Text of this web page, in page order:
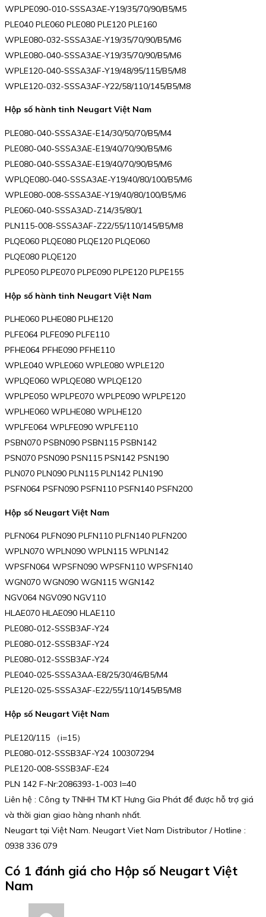
WPLPE090-010-SSSA3AE-Y19/35/70/90/B5/M5
PLE040 PLE060 PLE080 PLE120 PLE160
WPLE080-032-SSSA3AE-Y19/35/70/90/B5/M6
WPLE080-040-SSSA3AE-Y19/35/70/90/B5/M6
WPLE120-040-SSSA3AF-Y19/48/95/115/B5/M8
WPLE120-032-SSSA3AF-Y22/58/110/145/B5/M8
Hộp số hành tinh Neugart Việt Nam
PLE080-040-SSSA3AE-E14/30/50/70/B5/M4
PLE080-040-SSSA3AE-E19/40/70/90/B5/M6
PLE080-040-SSSA3AE-E19/40/70/90/B5/M6
WPLQE080-040-SSSA3AE-Y19/40/80/100/B5/M6
WPLE080-008-SSSA3AE-Y19/40/80/100/B5/M6
PLE060-040-SSSA3AD-Z14/35/80/1
PLN115-008-SSSA3AF-Z22/55/110/145/B5/M8
PLQE060 PLQE080 PLQE120 PLQE060
PLQE080 PLQE120
PLPE050 PLPE070 PLPE090 PLPE120 PLPE155
Hộp số hành tinh Neugart Việt Nam
PLHE060 PLHE080 PLHE120
PLFE064 PLFE090 PLFE110
PFHE064 PFHE090 PFHE110
WPLE040 WPLE060 WPLE080 WPLE120
WPLQE060 WPLQE080 WPLQE120
WPLPE050 WPLPE070 WPLPE090 WPLPE120
WPLHE060 WPLHE080 WPLHE120
WPLFE064 WPLFE090 WPLFE110
PSBN070 PSBN090 PSBN115 PSBN142
PSN070 PSN090 PSN115 PSN142 PSN190
PLN070 PLN090 PLN115 PLN142 PLN190
PSFN064 PSFN090 PSFN110 PSFN140 PSFN200
Hộp số Neugart Việt Nam
PLFN064 PLFN090 PLFN110 PLFN140 PLFN200
WPLN070 WPLN090 WPLN115 WPLN142
WPSFN064 WPSFN090 WPSFN110 WPSFN140
WGN070 WGN090 WGN115 WGN142
NGV064 NGV090 NGV110
HLAE070 HLAE090 HLAE110
PLE080-012-SSSB3AF-Y24
PLE080-012-SSSB3AF-Y24
PLE080-012-SSSB3AF-Y24
PLE040-025-SSSA3AA-E8/25/30/46/B5/M4
PLE120-025-SSSA3AF-E22/55/110/145/B5/M8
Hộp số Neugart Việt Nam
PLE120/115 （i=15）
PLE080-012-SSSB3AF-Y24 100307294
PLE120-008-SSSB3AF-E24
PLN 142 F-Nr:2086393-1-003 I=40
Liên hệ : Công ty TNHH TM KT Hưng Gia Phát để được hỗ trợ giá
và thời gian giao hàng nhanh nhất.
Neugart tại Việt Nam. Neugart Viet Nam Distributor / Hotline :
0938 336 079
Có 1 đánh giá cho Hộp số Neugart Việt
Nam